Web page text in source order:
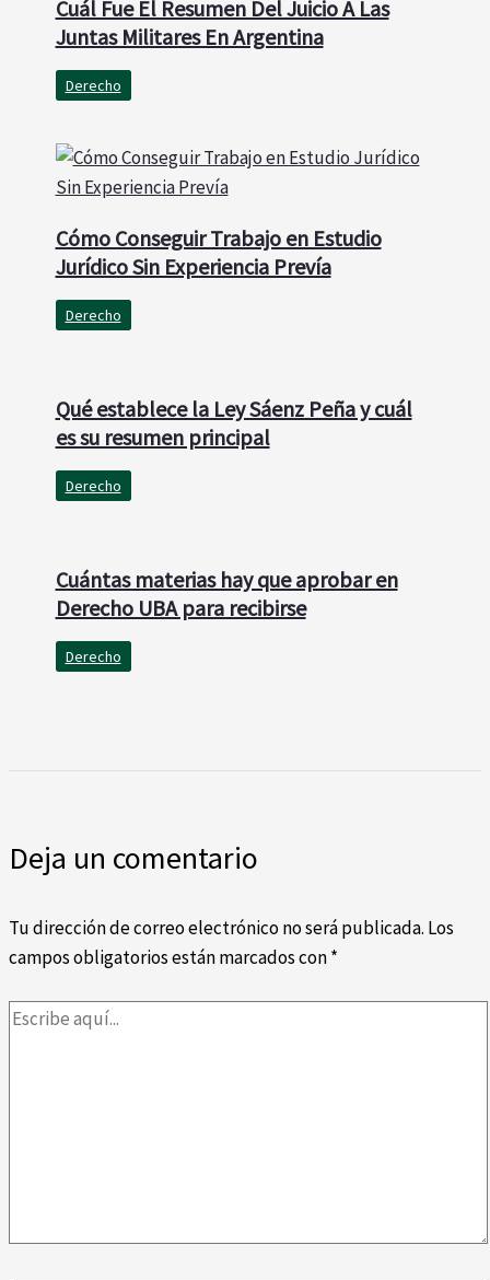
Cuál Fue El Resumen Del Juicio A Las
Juntas Militares En Argentina
Derecho
Cómo Conseguir Trabajo en Estudio
Jurídico Sin Experiencia Prevía
Derecho
Qué establece la Ley Sáenz Peña y cuál
es su resumen principal
Derecho
Cuántas materias hay que aprobar en
Derecho UBA para recibirse
Derecho
Deja un comentario
Tu dirección de correo electrónico no será publicada. Los
campos obligatorios están marcados con*
Escribe